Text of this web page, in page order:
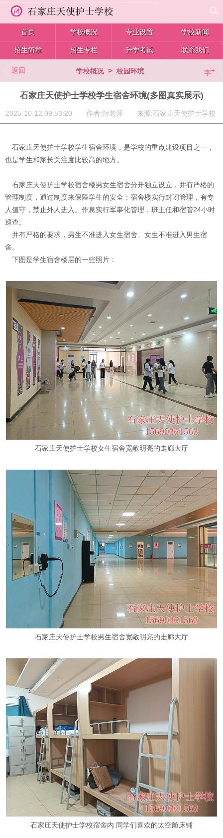
首页 学校概况 专业设置 学校新闻
招生简章 招生专栏 升学考试 联系我们
返回 学校概况 > 校园环境 字+
石家庄天使护士学校学生宿舍环境(多图真实展示)
2025-10-12 09:53:20 作者:靳老师 来源:石家庄天使护士学校
石家庄天使护士学校学生宿舍环境，是学校的重点建设项目之一，
也是学生和家长关注度比较高的地方。
石家庄天使护士学校宿舍楼男女生宿舍分开独立设立，并有严格的
管理制度，通过制度来保障学生的安全；宿舍楼实行封闭管理，有专
人值守，禁止外人进入。 作息实行军事化管理，班主任和宿管24小时
巡查。
并有严格的要求，男生不准进入女生宿舍、女生不准进入男生宿
舍。
下图是学生宿舍楼层的一些照片：
石家庄天使护士学校女生宿舍宽敞明亮的走廊大厅
石家庄天使护士学校男生宿舍宽敞明亮的走廊大厅
石家庄天使护士学校宿舍内 同学们喜欢的太空舱床铺